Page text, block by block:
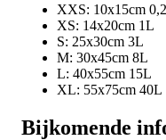
XXS: 10x15cm
XS: 14x20cm 1L
S: 25x30cm 3L
M: 30x45cm 8L
L: 40x55cm 15L
XL: 55x75cm 40L
Bijkomende